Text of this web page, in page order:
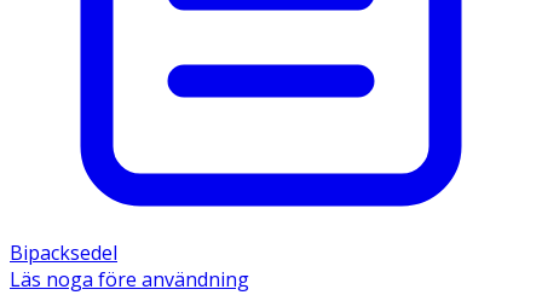
Bipacksedel
Läs noga före användning